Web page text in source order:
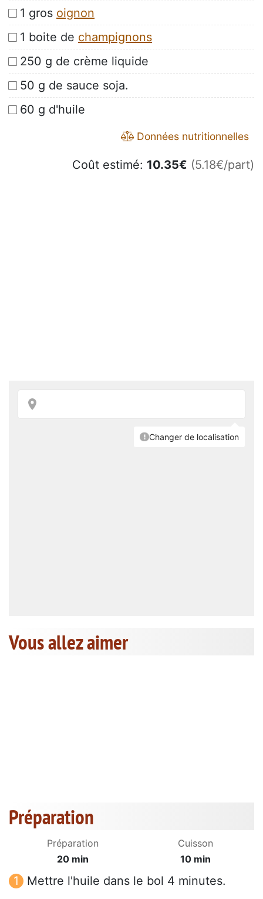
1 gros oignon
1 boite de champignons
250 g de crème liquide
50 g de sauce soja.
60 g d'huile
Données nutritionnelles
Coût estimé: 10.35€ (5.18€/part)
Vous allez aimer
Préparation
Préparation
20 min
Cuisson
10 min
Mettre l'huile dans le bol 4 minutes.